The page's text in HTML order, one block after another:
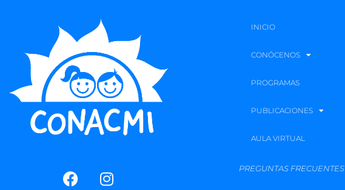
INICIO
CONÓCENOS
PROGRAMAS
PUBLICACIONES
AULA VIRTUAL
PREGUNTAS FRECUENTES